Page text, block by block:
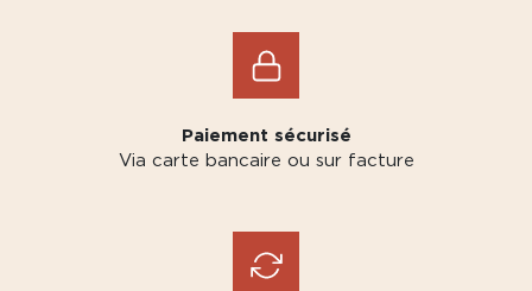
Paiement sécurisé
Via carte bancaire ou sur facture